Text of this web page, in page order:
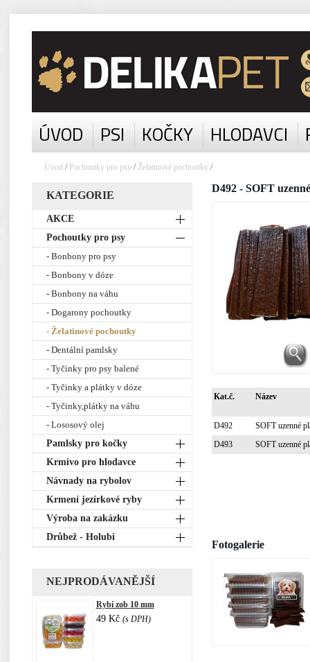
ÚVOD PSI KOČKY HLODAVCI
Úvod / Pochoutky pro psy / Želatinové pochoutky/
KATEGORIE
AKCE
Pochoutky pro psy
- Bonbony pro psy
- Bonbony v dóze
- Bonbony na váhu
- Dogarony pochoutky
- Želatinové pochoutky
- Dentální pamlsky
- Tyčinky pro psy balené
- Tyčinky a plátky v dóze
- Tyčinky,plátky na váhu
- Lososový olej
Pamlsky pro kočky
Krmivo pro hlodavce
Návnady na rybolov
Krmení jezírkové ryby
Výroba na zakázku
Drůbež - Holubi
NEJPRODÁVANĚJŠÍ
Rybí zob 10 mm
49 Kč (s DPH)
D492 - SOFT
Kat.č. Název
D492
SOFT uzenné
D493
SOFT uzenné
Fotogalerie